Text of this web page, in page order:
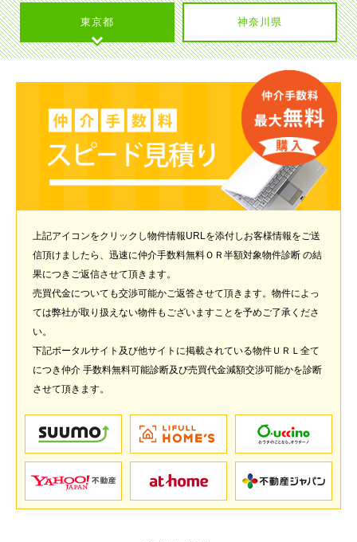
東京都 神奈川県
上記アイコンをクリックし物件情報URLを添付しお客様情報をご送
信頂けましたら、迅速に仲介手数料無料ＯＲ半額対象物件診断 の結
果につきご返信させて頂きます。
売買代金についても交渉可能かご返答させて頂きます。物件によっ
ては弊社が取り扱えない物件もございますことを予めご了承くださ
い。
下記ポータルサイト及び他サイトに掲載されている物件ＵＲＬ全て
につき仲介 手数料無料可能診断及び売買代金減額交渉可能かを診断
させて頂きます。